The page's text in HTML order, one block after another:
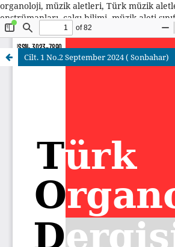
organoloji, müzik aletleri, Türk müzik
enstrümanları, çalgı bilimi, müzik aleti
etnomüzikoloji, müzik tarihi, çalgı yapımı,
organoloji araştırmaları, açık erişim dergi
Cilt. 1 No.2 September 2024 ( Sonbahar)